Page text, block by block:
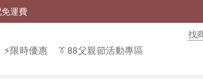
運費
運費
⚡限時優惠 👔88父親節活動專區